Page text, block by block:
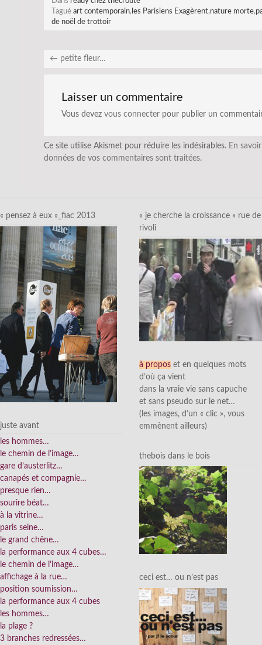
Tagué art contemporain, les Parisiens Exagèrent,nature morte,
de noël de trottoir
← petite fleur…
Laisser un commentaire
Vous devez vous connecter pour publier un
Ce site utilise Akismet pour réduire les indésirables. En
données de vos commentaires sont traitées.
« pensez à eux »_fiac 2013
juste avant
les hommes…
le chemin de l’image…
gare d’austerlitz…
canapés et compagnie…
presque rien…
sourire béat…
à la vitrine…
paris seine…
le grand chêne…
la performance aux 4 cubes…
le chemin de l’image…
affichage à la rue…
position soumission…
la performance aux 4 cubes
les hommes…
la plage ?
3 branches redressées…
« je cherche la croissance » rue de
rivoli
à propos et en quelques mots
d’où ça vient
dans la vraie vie sans capuche
et sans pseudo sur le net…
(les images, d’un « clic », vous
emmènent ailleurs)
thebois dans le bois
ceci est… ou n’est pas